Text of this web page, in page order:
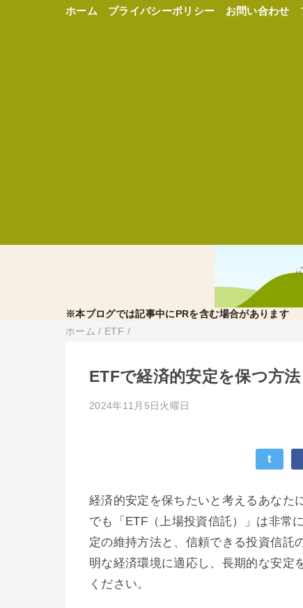
ホーム プライバシーポリシー お問い合わせ
※本ブログでは記事中にPRを含む場合があります
ホーム / ETF /
ETFで経済的安定を保つ方
2024年11月5日火曜日
t
経済的安定を保ちたいと考えるあなた
でも「ETF（上場投資信託）」は非常
定の維持方法と、信頼できる投資信託
明な経済環境に適応し、長期的な安定
ください。